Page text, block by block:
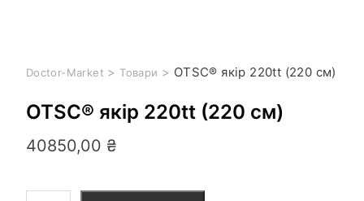
Doctor-Market > Товари > OTSC® якір 220tt (220 см)
OTSC® якір 220tt (220 см)
40850,00 ₴